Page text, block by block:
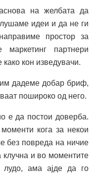
на желбата да
идеи и да не ги
простор за
партнери
како кон изведувачи.
дадеме добар бриф,
пошироко од него.
е да постои доверба.
кога за некои
без повреда на ничие
клучна и во моментите
лудо, ама ајде да го